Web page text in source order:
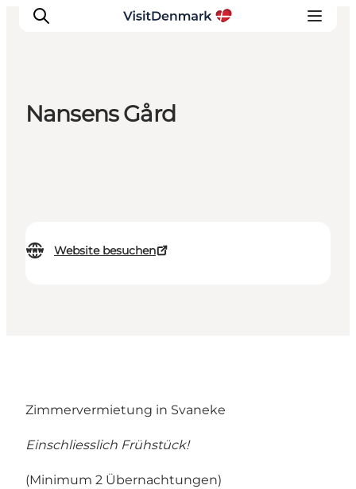
Nansens Gård
Website besuchen
Zimmervermietung in Svaneke
Einschliesslich Frühstück!
(Minimum 2 Übernachtungen)